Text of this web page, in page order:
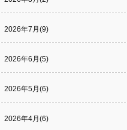
2026年7月(9)
2026年6月(5)
2026年5月(6)
2026年4月(6)